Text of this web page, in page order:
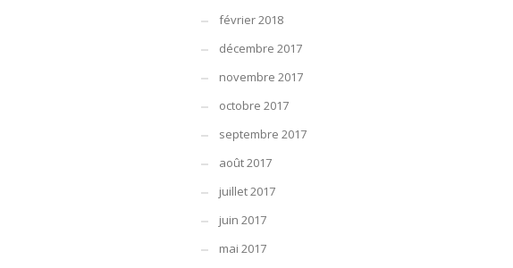
février 2018
décembre 2017
novembre 2017
octobre 2017
septembre 2017
août 2017
juillet 2017
juin 2017
mai 2017